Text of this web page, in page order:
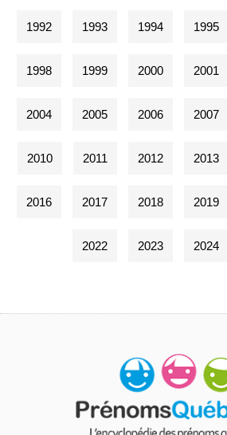
1992 1993 1994 1995
1998 1999 2000 2001
2004 2005 2006 2007
2010 2011 2012 2013
2016 2017 2018 2019
2022 2023 2024